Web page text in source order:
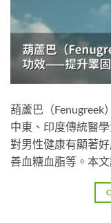
葫蘆巴（Fenugreek
中東、印度傳統醫
對男性健康有顯著
善血糖血脂等。本